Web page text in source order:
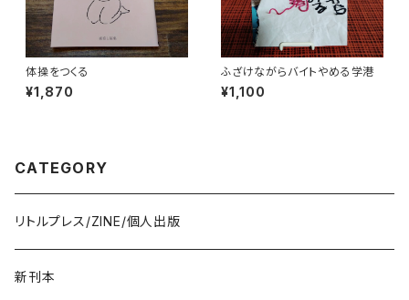
体操をつくる
¥1,870
ふざけながらバイトやめる学港
¥1,100
CATEGORY
リトルプレス/ZINE/個人出版
新刊本